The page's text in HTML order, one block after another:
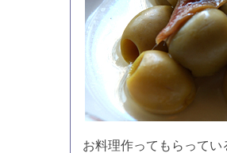
お料理作ってもらって